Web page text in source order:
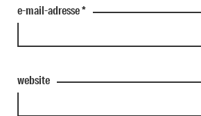
e-mail-adresse*
website